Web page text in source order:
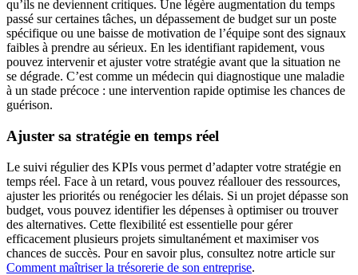
qu’ils ne deviennent critiques. Une légère augmentation du temps
passé sur certaines tâches, un dépassement de budget sur un poste
spécifique ou une baisse de motivation de l’équipe sont des signaux
faibles à prendre au sérieux. En les identifiant rapidement, vous
pouvez intervenir et ajuster votre stratégie avant que la situation ne
se dégrade. C’est comme un médecin qui diagnostique une maladie
à un stade précoce : une intervention rapide optimise les chances de
guérison.
Ajuster sa stratégie en temps réel
Le suivi régulier des KPIs vous permet d’adapter votre stratégie en
temps réel. Face à un retard, vous pouvez réallouer des ressources,
ajuster les priorités ou renégocier les délais. Si un projet dépasse son
budget, vous pouvez identifier les dépenses à optimiser ou trouver
des alternatives. Cette flexibilité est essentielle pour gérer
efficacement plusieurs projets simultanément et maximiser vos
chances de succès. Pour en savoir plus, consultez notre article sur
Comment maîtriser la trésorerie de son entreprise.